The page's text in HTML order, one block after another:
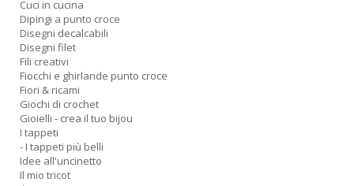
Cuci in cucina
Dipingi a punto croce
Disegni decalcabili
Disegni filet
Fili creativi
Fiocchi e ghirlande punto croce
Fiori & ricami
Giochi di crochet
Gioielli - crea il tuo bijou
I tappeti
- I tappeti più belli
Idee all'uncinetto
Il mio tricot